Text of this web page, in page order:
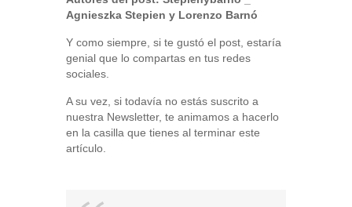
Agnieszka Stepien y Lorenzo Barnó
Y como siempre, si te gustó el post, estaría
genial que lo compartas en tus redes
sociales.
A su vez, si todavía no estás suscrito a
nuestra Newsletter, te animamos a hacerlo
en la casilla que tienes al terminar este
artículo.